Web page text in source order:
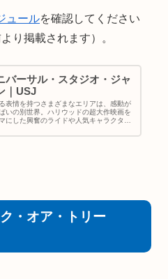
ュールを確認してください
り掲載されます）。
バーサル・スタジオ・ジャ
｜USJ
表情を持つさまざまなエリアは、感動が
いの別世界。ハリウッドの超大作映画を
にした興奮のライドや人気キャラクター
ールドクラスのエンターテイメントを集
・オア・トリー